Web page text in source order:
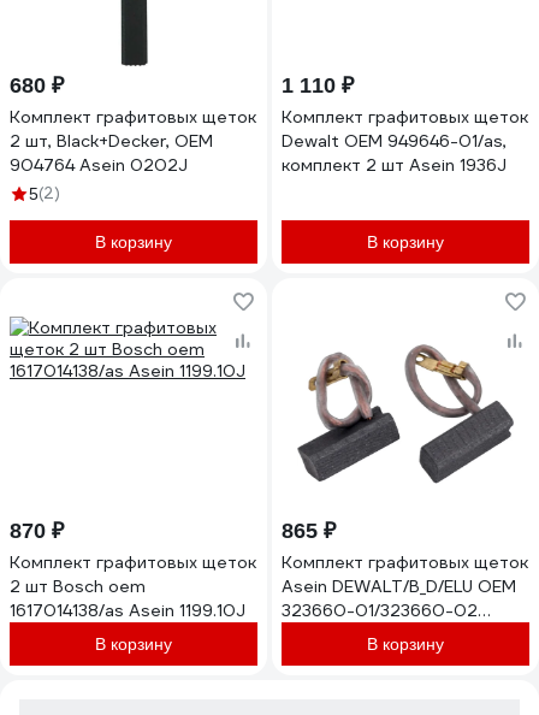
680 ₽
Комплект графитовых щеток
2 шт, Black+Decker, OEM
904764 Asein 0202J
5(2)
В корзину
1 110 ₽
Комплект графитовых щеток
Dewalt OEM 949646-01/as,
комплект 2 шт Asein 1936J
В корзину
870 ₽
Комплект графитовых щеток
2 шт Bosch oem
1617014138/as Asein 1199.10J
В корзину
865 ₽
Комплект графитовых щеток
Asein DЕWALT/B_D/ELU OEM
323660-01/323660-02
(Комплект = 2 шт.) 0941J
В корзину